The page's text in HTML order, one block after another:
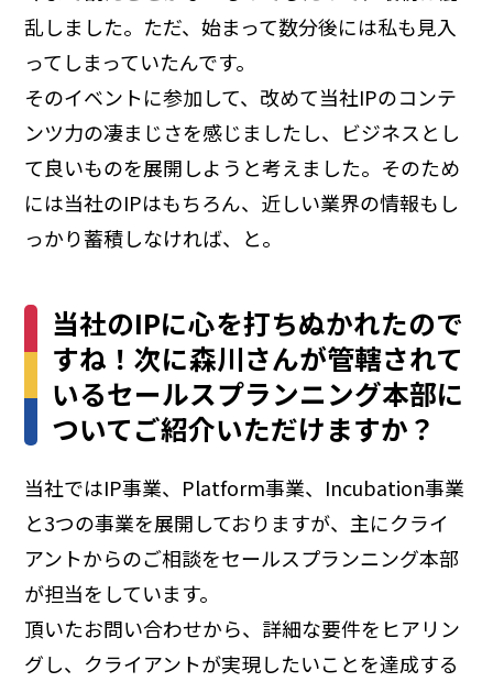
乱しました。ただ、始まって数分後には私も見入
ってしまっていたんです。
そのイベントに参加して、改めて当社IPのコンテ
ンツ力の凄まじさを感じましたし、ビジネスとし
て良いものを展開しようと考えました。そのため
には当社のIPはもちろん、近しい業界の情報もし
っかり蓄積しなければ、と。
当社のIPに心を打ちぬかれたので
すね！次に森川さんが管轄されて
いるセールスプランニング本部に
ついてご紹介いただけますか？
当社ではIP事業、Platform事業、Incubation事業
と3つの事業を展開しておりますが、主にクライ
アントからのご相談をセールスプランニング本部
が担当をしています。
頂いたお問い合わせから、詳細な要件をヒアリン
グし、クライアントが実現したいことを達成する